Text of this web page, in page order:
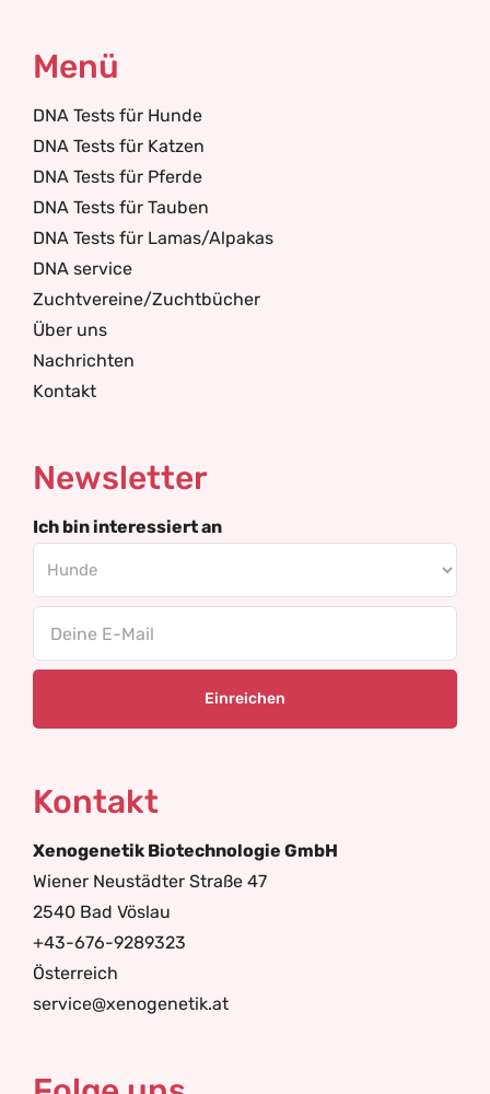
Menü
DNA Tests für Hunde
DNA Tests für Katzen
DNA Tests für Pferde
DNA Tests für Tauben
DNA Tests für Lamas/Alpakas
DNA service
Zuchtvereine/Zuchtbücher
Über uns
Nachrichten
Kontakt
Newsletter
Ich bin interessiert an
Kontakt
Xenogenetik Biotechnologie GmbH
Wiener Neustädter Straße 47
2540 Bad Vöslau
+43-676-9289323
Österreich
service@xenogenetik.at